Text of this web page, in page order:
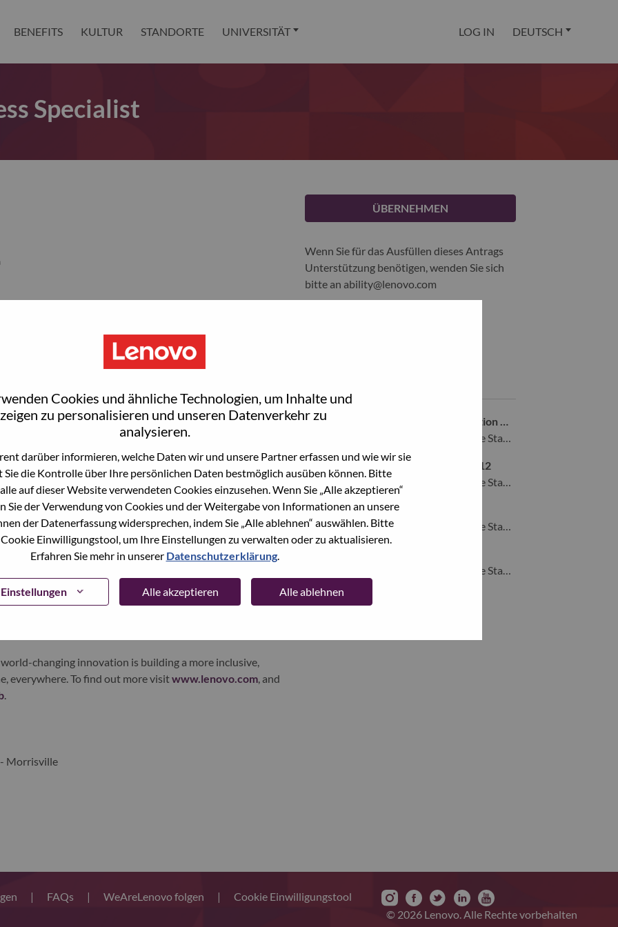
Cookies und ähnliche Technologien, um Inhalte und
zu personalisieren und unseren Datenverkehr zu
analysieren.
darüber informieren, welche Daten wir und unsere Partner erfassen und wie wir sie
Sie die Kontrolle über Ihre persönlichen Daten bestmöglich ausüben können. Bitte
auf dieser Website verwendeten Cookies einzusehen. Wenn Sie „Alle akzeptieren“
Sie der Verwendung von Cookies und der Weitergabe von Informationen an unsere
der Datenerfassung widersprechen, indem Sie „Alle ablehnen“ auswählen. Bitte
Cookie Einwilligungstool, um Ihre Einstellungen zu verwalten oder zu aktualisieren.
Erfahren Sie mehr in unserer Datenschutzerklärung.
Alle akzeptieren Alle ablehnen
BENEFITS KULTUR STANDORTE UNIVERSITÄT LOG IN DEUTSCH
Specialist
what we do. We WOW our customers.
powerhouse, ranked #153 in the Fortune Global
in 180 markets. Focused on a bold vision to deliver
its success as the world’s largest PC company with a full-
optimized devices (PCs, workstations, smartphones,
high performance computing and software defined
Lenovo’s continued investment in world-changing
and smarter future for everyone, everywhere.
under Lenovo Group Limited (HKSE: 992) (ADR:
changing innovation is building a more inclusive,
everywhere. To find out more visitwww.lenovo.com, and
.
Morrisville
ÜBERNEHMEN
Wenn Sie für das Ausfüllen dieses Antrags
Unterstützung benötigen, wenden Sie sich
bitte an ability@lenovo.com
Global Product Manager – Workstation Graphics
Morrisville, North Carolina, Vereinigte Staaten von Amerika,
Workstation Account Executive - K12
Morrisville, North Carolina, Vereinigte Staaten von Amerika,
Forward Deployed Engineer
Morrisville, North Carolina, Vereinigte Staaten von Amerika,
Morrisville, North Carolina, Vereinigte Staaten von Amerika,
Alle anzeigen
| FAQs | WeAreLenovo folgen |
Cookie Einwilligungstool
© 2026 Lenovo. Alle Rechte vorbehalten